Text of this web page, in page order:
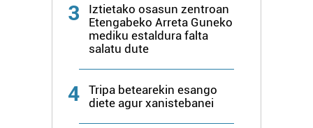
3
Iztietako osasun zentroan
Etengabeko Arreta Guneko
mediku estaldura falta
salatu dute
4
Tripa betearekin esango
diete agur xanistebanei